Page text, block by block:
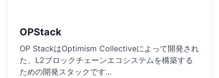
OPStack
OP StackはOptimism Collectiveによって開発され
た、L2ブロックチェーンエコシステムを構築する
ための開発スタックです...